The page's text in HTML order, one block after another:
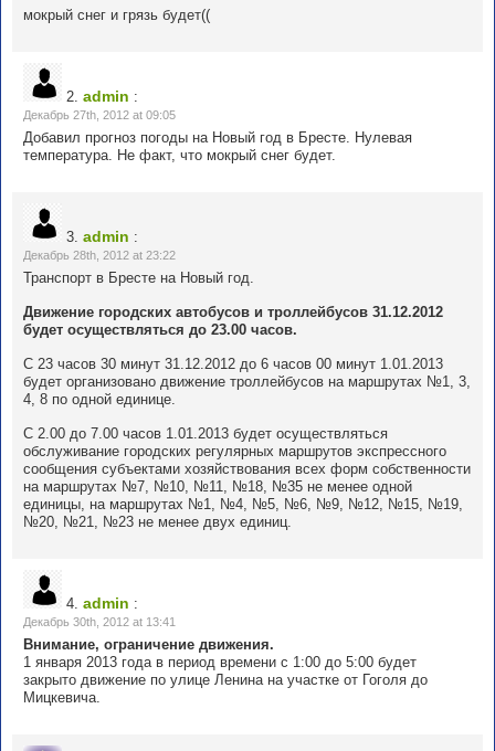
мокрый снег и грязь будет((
2. admin :
Декабрь 27th, 2012 at 09:05
Добавил прогноз погоды на Новый год в Бресте. Нулевая
температура. Не факт, что мокрый снег будет.
3. admin :
Декабрь 28th, 2012 at 23:22
Транспорт в Бресте на Новый год.
Движение городских автобусов и троллейбусов 31.12.2012
будет осуществляться до 23.00 часов.
С 23 часов 30 минут 31.12.2012 до 6 часов 00 минут 1.01.2013
будет организовано движение троллейбусов на маршрутах №1, 3,
4, 8 по одной единице.
С 2.00 до 7.00 часов 1.01.2013 будет осуществляться
обслуживание городских регулярных маршрутов экспрессного
сообщения субъектами хозяйствования всех форм собственности
на маршрутах №7, №10, №11, №18, №35 не менее одной
единицы, на маршрутах №1, №4, №5, №6, №9, №12, №15, №19,
№20, №21, №23 не менее двух единиц.
4. admin :
Декабрь 30th, 2012 at 13:41
Внимание, ограничение движения.
1 января 2013 года в период времени с 1:00 до 5:00 будет
закрыто движение по улице Ленина на участке от Гоголя до
Мицкевича.